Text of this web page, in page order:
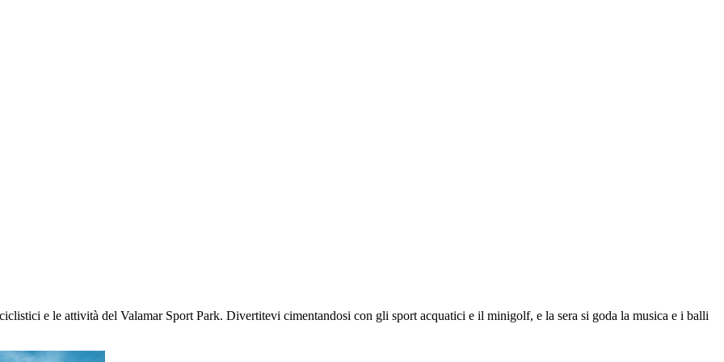
e le attività del Valamar Sport Park. Divertitevi cimentandosi con gli sport acquatici e il minigolf, e la sera si goda la musica e i balli